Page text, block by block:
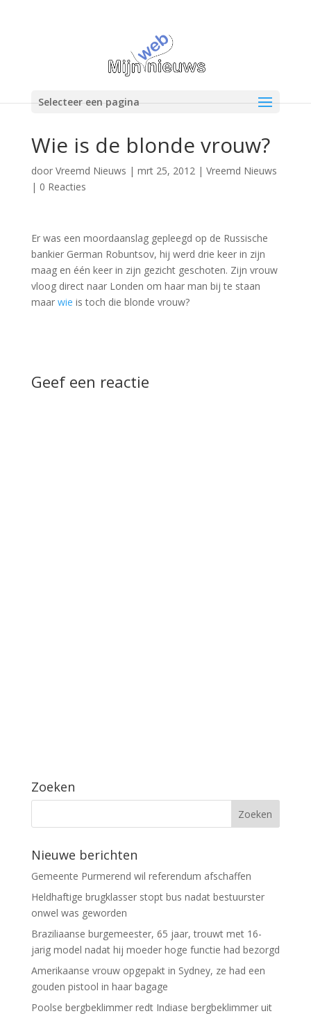
Selecteer een pagina
Wie is de blonde vrouw?
door Vreemd Nieuws | mrt 25, 2012| Vreemd Nieuws
| 0 Reacties
Er was een moordaanslag gepleegd op de Russische
bankier German Robuntsov, hij werd drie keer in zijn
maag en één keer in zijn gezicht geschoten. Zijn vrouw
vloog direct naar Londen om haar man bij te staan
maar wie is toch die blonde vrouw?
Geef een reactie
Zoeken
Nieuwe berichten
Gemeente Purmerend wil referendum afschaffen
Heldhaftige brugklasser stopt bus nadat bestuurster
onwel was geworden
Braziliaanse burgemeester, 65 jaar, trouwt met 16-
jarig model nadat hij moeder hoge functie had bezorgd
Amerikaanse vrouw opgepakt in Sydney, ze had een
gouden pistool in haar bagage
Poolse bergbeklimmer redt Indiase bergbeklimmer uit